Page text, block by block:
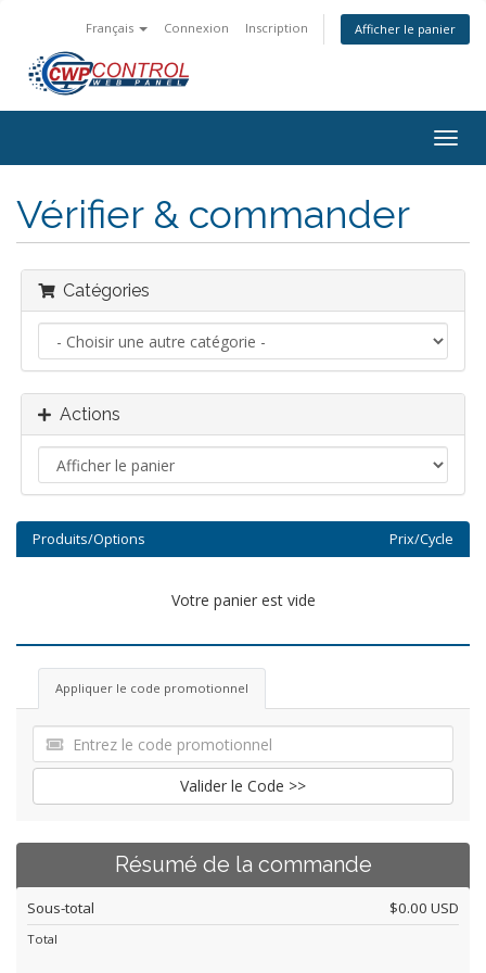
Français Connexion Inscription Afficher le panier
la
Vérifier & commander
Catégories
Actions
Produits/Options Prix/Cycle
Votre panier est vide
Appliquer le code promotionnel
Valider le Code >>
Résumé de la commande
Sous-total $0.00 USD
Total